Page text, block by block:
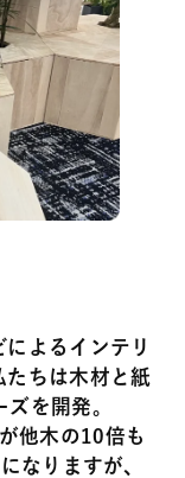
よるインテリ
たちは木材と紙
を開発。
他木の10倍も
なりますが、